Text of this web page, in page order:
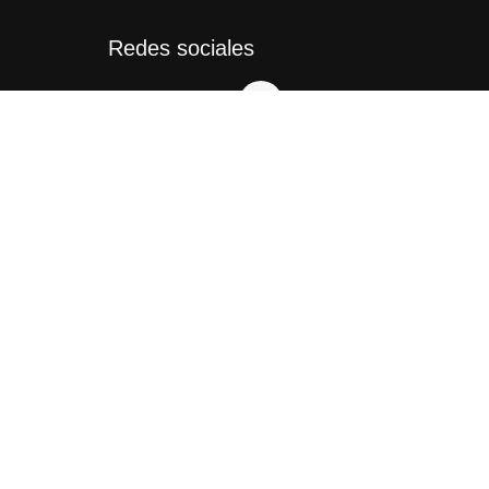
Redes sociales